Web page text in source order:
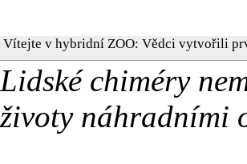
Vítejte v hybridní ZOO: Vědci vytvořili
Lidské chiméry
životy náhradními